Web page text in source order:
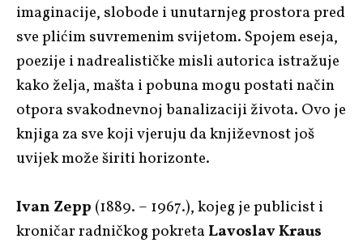
imaginacije, slobode i unutarnjeg prostora pred
sve plićim suvremenim svijetom. Spojem eseja,
poezije i nadrealističke misli autorica istražuje
kako želja, mašta i pobuna mogu postati način
otpora svakodnevnoj banalizaciji života. Ovo je
knjiga za sve koji vjeruju da književnost još
uvijek može širiti horizonte.
Ivan Zepp (1889. – 1967.), kojeg je publicist i
kroničar radničkog pokreta Lavoslav Kraus